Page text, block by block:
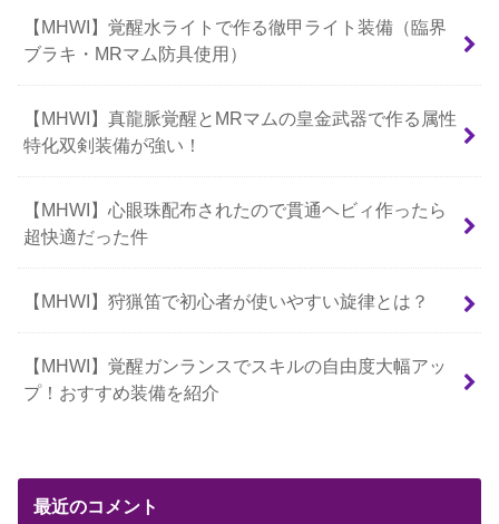
【MHWI】覚醒水ライトで作る徹甲ライト装備（臨界
ブラキ・MRマム防具使用）
【MHWI】真龍脈覚醒とMRマムの皇金武器で作る属性
特化双剣装備が強い！
【MHWI】心眼珠配布されたので貫通ヘビィ作ったら
超快適だった件
【MHWI】狩猟笛で初心者が使いやすい旋律とは？
【MHWI】覚醒ガンランスでスキルの自由度大幅アッ
プ！おすすめ装備を紹介
最近のコメント